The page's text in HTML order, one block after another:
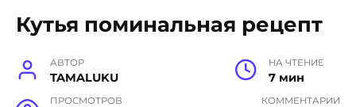
Кутья поминальная рецепт
АВТОР
TAMALUKU
НА ЧТЕНИЕ
7 мин
ПРОСМОТРОВ КОММЕНТАРИИ